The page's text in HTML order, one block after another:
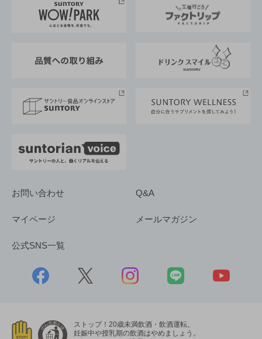
地域情報
サントリーサンバーズ大阪
サントリーが考えるサステナビリティ経営
企業概要
採用情報
お問い合わせ Q&A
マイページ メールマガジン
公式SNS一覧
ストップ！20歳未満飲酒・飲酒運転。
妊娠中や授乳期の飲酒はやめましょう。